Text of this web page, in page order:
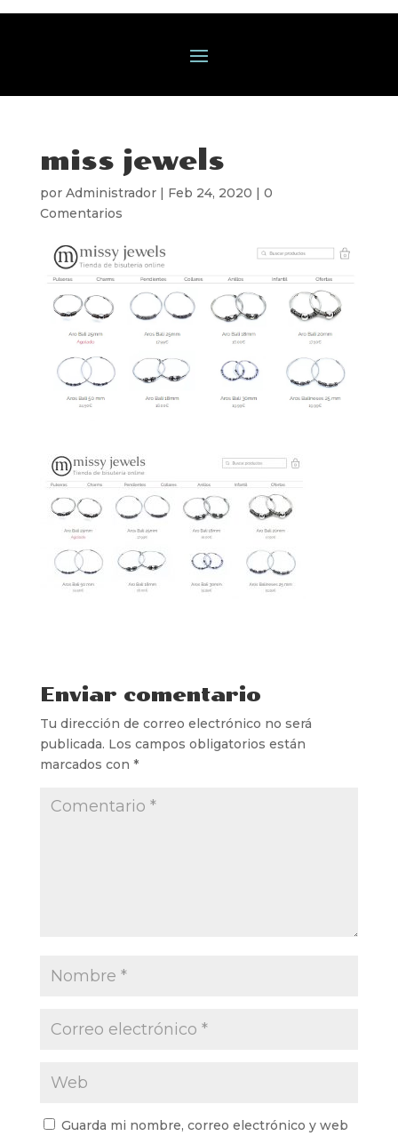
miss jewels
por Administrador| Feb 24, 2020 | 0
Comentarios
Enviar comentario
Tu dirección de correo electrónico no será
publicada. Los campos obligatorios están
marcados con *
Guarda mi nombre, correo electrónico y web